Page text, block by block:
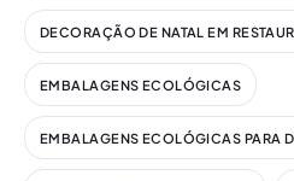
DECORAÇÃO DE NATAL EM
EMBALAGENS ECOLÓGICAS
EMBALAGENS ECOLÓGICAS PARA